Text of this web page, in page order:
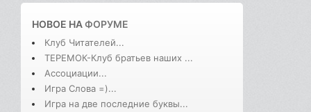
НОВОЕ НАФОРУМЕ
Клуб Читателей...
ТЕРЕМОК-Клуб братьев наших ...
Ассоциации...
Игра Слова =)...
Игра на две последние буквы...